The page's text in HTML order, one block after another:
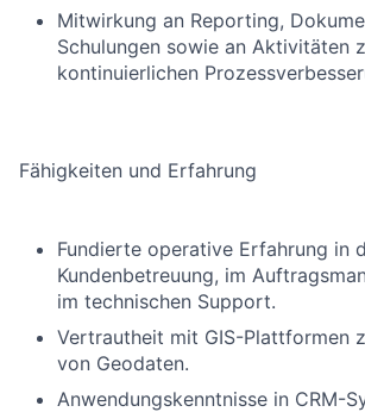
Mitwirkung an Reporting,
Schulungen sowie an Aktivitäten
kontinuierlichen
Fähigkeiten und Erfahrung
Fundierte operative Erfahrung in
Kundenbetreuung, im
im technischen Support.
Vertrautheit mit GIS-Plattformen
von Geodaten.
Anwendungskenntnisse in CRM-